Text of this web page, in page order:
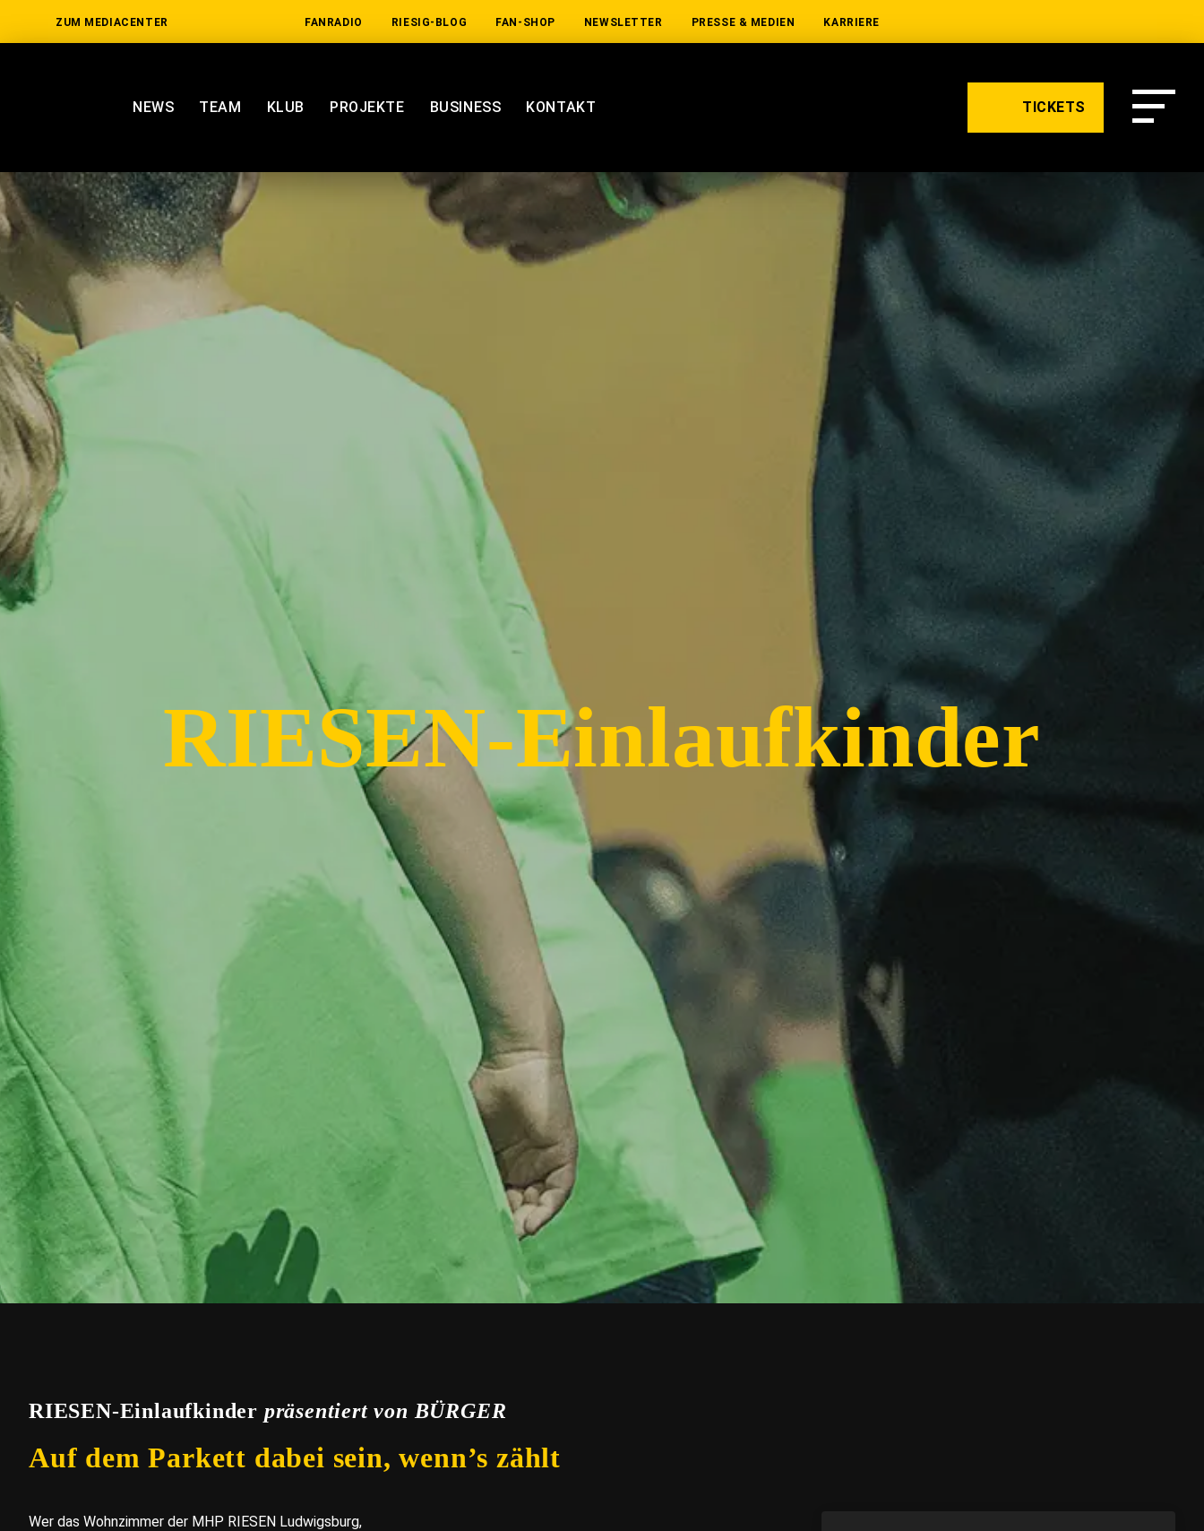
ZUM MEDIACENTER FANRADIO RIESIG-BLOG FAN-SHOP NEWSLETTER PRESSE & MEDIEN KARRIERE
NEWS TEAM KLUB PROJEKTE BUSINESS KONTAKT TICKETS
RIESEN-Einlaufkinder
RIESEN-Einlaufkinder präsentiert von BÜRGER
Auf dem Parkett dabei sein, wenn’s zählt
Wer das Wohnzimmer der MHP RIESEN Ludwigsburg,